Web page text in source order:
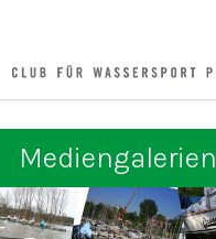
Mediengalerien